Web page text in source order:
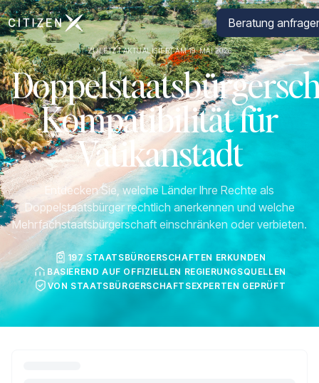
Zur Startseite von CitizenX Beratung
ZULETZT AKTUALISIERT AM 19. MAI 2026
Kompatibilität für
Vatikanstadt
Entdecken Sie, welche Länder Ihre Rechte als
Doppelstaatsbürger rechtlich anerkennen und welche
Mehrfachstaatsbürgerschaft einschränken oder verbieten.
197 STAATSBÜRGERSCHAFTEN ERKUNDEN
BASIEREND AUF OFFIZIELLEN REGIERUNGSQUELLEN
VON STAATSBÜRGERSCHAFTSEXPERTEN GEPRÜFT